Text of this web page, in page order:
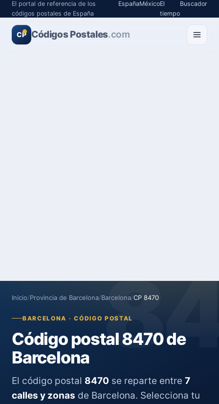
El portal de referencia de los
códigos postales de España
EspañaMéxicoEl
tiempo
Buscador
CP Códigos Postales.com
Inicio/Provincia de Barcelona/Barcelona/CP 8470
BARCELONA · CÓDIGO POSTAL
Código postal 8470 de
Barcelona
El código postal 8470 se reparte entre 7
calles y zonas de Barcelona. Selecciona tu